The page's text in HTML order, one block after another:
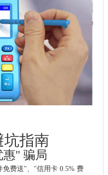
坑指南
惠" 骗局
费送"、"信用卡 0.5% 费